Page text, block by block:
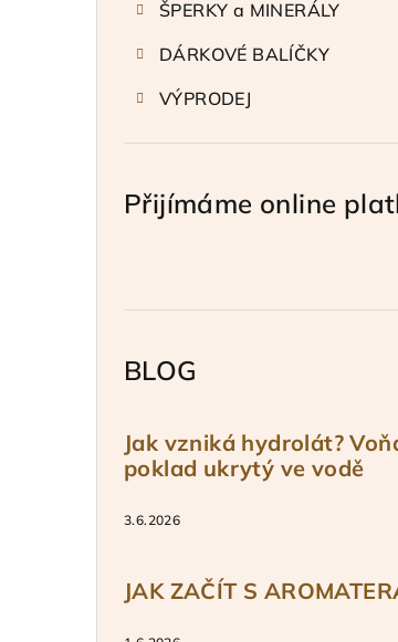
ŠPERKY a MINERÁLY
DÁRKOVÉ BALÍČKY
VÝPRODEJ
Přijímáme online
BLOG
Jak vzniká hydrolát?
poklad ukrytý ve vodě
3.6.2026
JAK ZAČÍT S